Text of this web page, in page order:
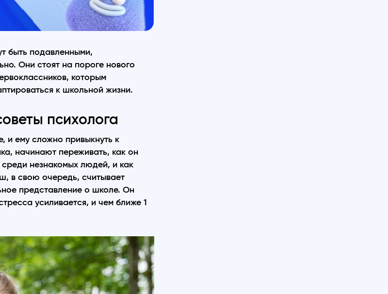
быть подавленными,
Они стоят на пороге нового
которым
к школьной жизни.
психолога
и ему сложно привыкнуть к
начинают переживать, как он
незнакомых людей, и как
в свою очередь, считывает
представление о школе. Он
усиливается, и чем ближе 1